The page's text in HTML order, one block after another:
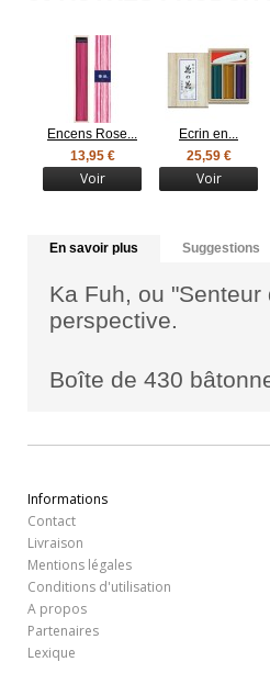
Encens Rose...
13,95 €
Voir
Ecrin en...
25,59 €
Voir
En savoir plus Suggestions
Ka Fuh, ou
perspective.
Boîte de 430
Informations
Contact
Livraison
Mentions légales
Conditions d'utilisation
A propos
Partenaires
Lexique